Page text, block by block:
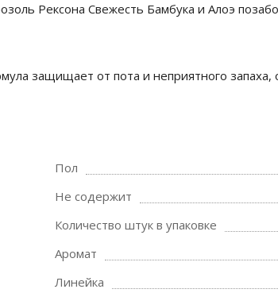
Рексона Свежесть Бамбука и Алоэ
защищает от пота и неприятного
Пол
Не содержит
Количество штук в упаковке
Аромат
Линейка